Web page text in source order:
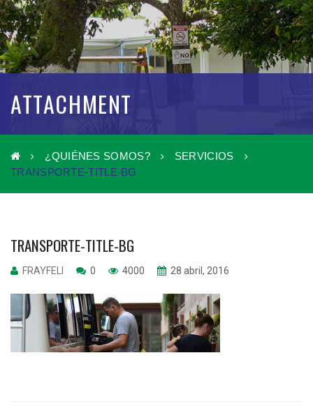
ATTACHMENT
¿QUIÉNES SOMOS?
SERVICIOS
TRANSPORTE-TITLE-BG
TRANSPORTE-TITLE-BG
FRAYFELI 0 4000 28 abril, 2016